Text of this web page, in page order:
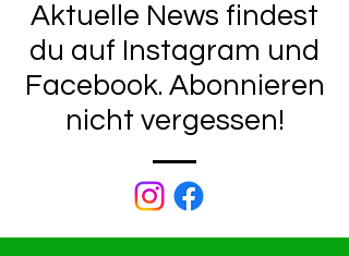
Aktuelle News findest
du auf Instagram und
Facebook. Abonnieren
nicht vergessen!